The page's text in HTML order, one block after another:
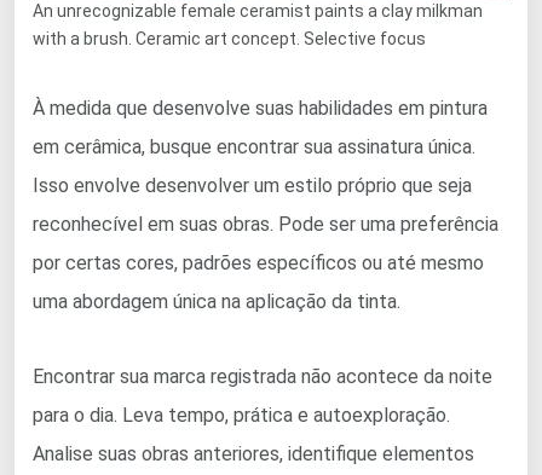
An unrecognizable female ceramist paints a clay milkman
with a brush. Ceramic art concept. Selective focus
À medida que desenvolve suas habilidades em pintura
em cerâmica, busque encontrar sua assinatura única.
Isso envolve desenvolver um estilo próprio que seja
reconhecível em suas obras. Pode ser uma preferência
por certas cores, padrões específicos ou até mesmo
uma abordagem única na aplicação da tinta.
Encontrar sua marca registrada não acontece da noite
para o dia. Leva tempo, prática e autoexploração.
Analise suas obras anteriores, identifique elementos